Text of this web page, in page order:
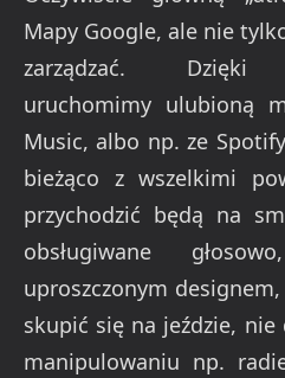
Mapy Google, ale nie
zarządzać.
uruchomimy ulubioną
Music, albo np. ze
bieżąco z wszelkimi
przychodzić będą na
obsługiwane
uproszczonym
skupić się na jeździe,
manipulowaniu np.